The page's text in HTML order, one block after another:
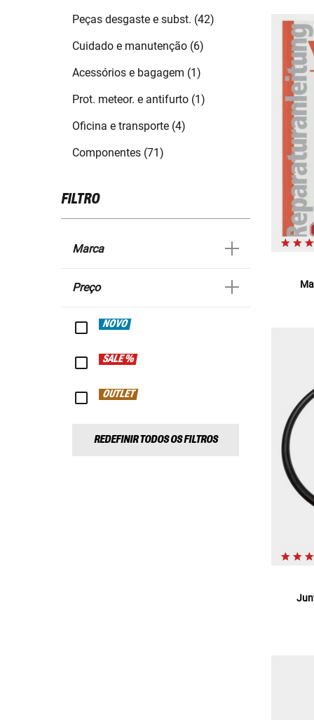
Peças desgaste e subst. (42)
Cuidado e manutenção (6)
Acessórios e bagagem (1)
Prot. meteor. e antifurto (1)
Oficina e transporte (4)
Componentes (71)
FILTRO
Marca
Preço
NOVO
SALE %
OUTLET
REDEFINIR TODOS OS FILTROS